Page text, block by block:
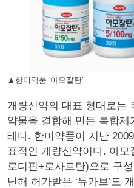
▲한미약품 '아모잘탄'
개량신약의 대표 형태로는
약물을 결합해 만든 복합
태다. 한미약품이 지난
표적인 개량신약이다. 아
로디핀+로사르탄)으로 구
난해 허가받은 ‘듀카브’도